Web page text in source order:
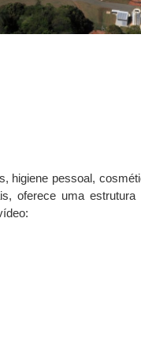
higiene pessoal,
oferece uma